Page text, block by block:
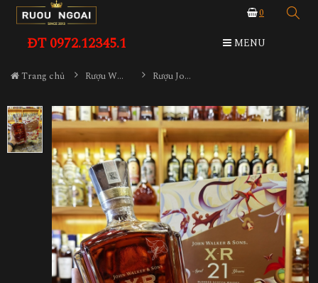
0
ĐT 0972.12345.1 MENU
Trang chủ Rượu Whisky Rượu John Walker & Sons XR21 Dragon 2024